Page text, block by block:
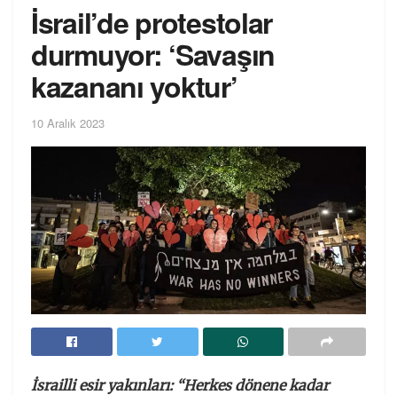
İsrail’de protestolar
durmuyor: ‘Savaşın
kazananı yoktur’
10 Aralık 2023
İsrailli esir yakınları: “Herkes dönene kadar